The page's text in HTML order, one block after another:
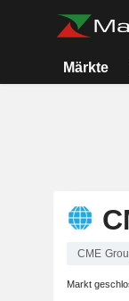
Märkte
CME
Markt